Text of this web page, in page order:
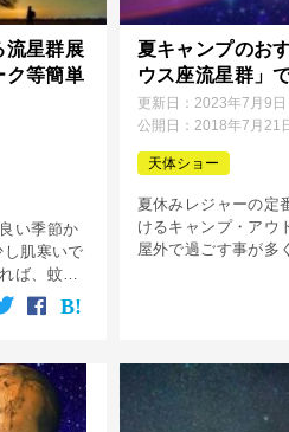
流星群展
ク等簡単
い季節か
肌寒いで
ば、蚊な
少なく、
に癒され
夏キャンプのお
ウス座流星群」
更新日： 2023年7月9日
公開日： 2018年7月21
天体ショー
夏休みレジャーの定
けるキャンプ・アウ
屋外で過ごす事が多
す。 そんな夏の夜
観賞。その中でも